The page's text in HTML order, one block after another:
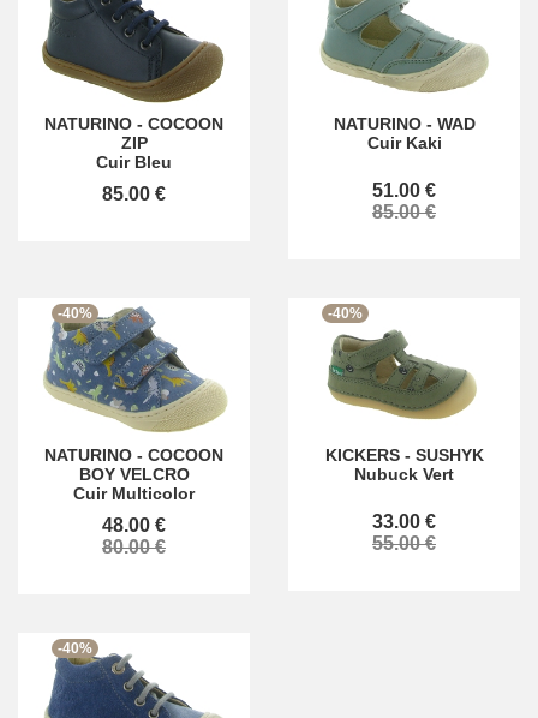
NATURINO - COCOON
ZIP
Cuir Bleu
85.00 €
NATURINO- WAD
Cuir Kaki
51.00 €
85.00 €
-40%
NATURINO - COCOON
BOY VELCRO
Cuir Multicolor
48.00 €
80.00 €
-40%
KICKERS- SUSHYK
Nubuck Vert
33.00 €
55.00 €
-40%